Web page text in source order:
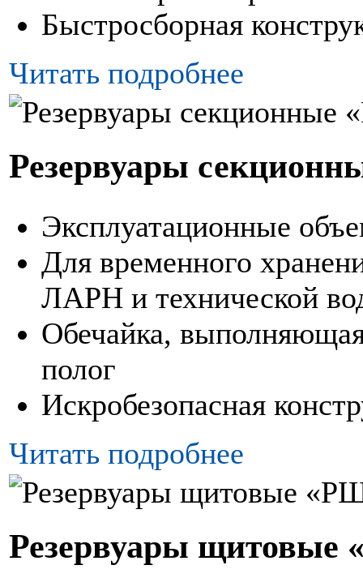
Быстросборная
Читать подробнее
Резервуары
Эксплуатационные
Для временного
ЛАРН и технической
Обечайка,
полог
Искробезопасная
Читать подробнее
Резервуары щитовые